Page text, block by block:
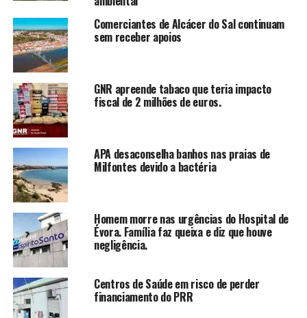
Comerciantes de Alcácer do Sal continuam
sem receber apoios
GNR apreende tabaco que teria impacto
fiscal de 2 milhões de euros.
APA desaconselha banhos nas praias de
Milfontes devido a bactéria
Homem morre nas urgências do Hospital de
Évora. Família faz queixa e diz que houve
negligência.
Centros de Saúde em risco de perder
financiamento do PRR